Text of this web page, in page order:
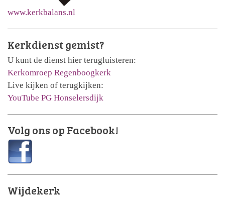
www.kerkbalans.nl
Kerkdienst gemist?
U kunt de dienst hier terugluisteren:
Kerkomroep Regenboogkerk
Live kijken of terugkijken:
YouTube PG Honselersdijk
Volg ons op Facebook!
Wijdekerk